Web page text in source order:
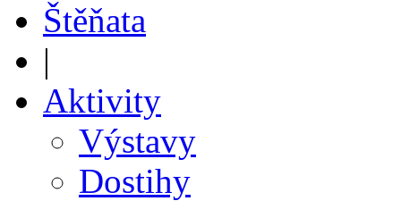
Štěňata
|
Aktivity
Výstavy
Dostihy